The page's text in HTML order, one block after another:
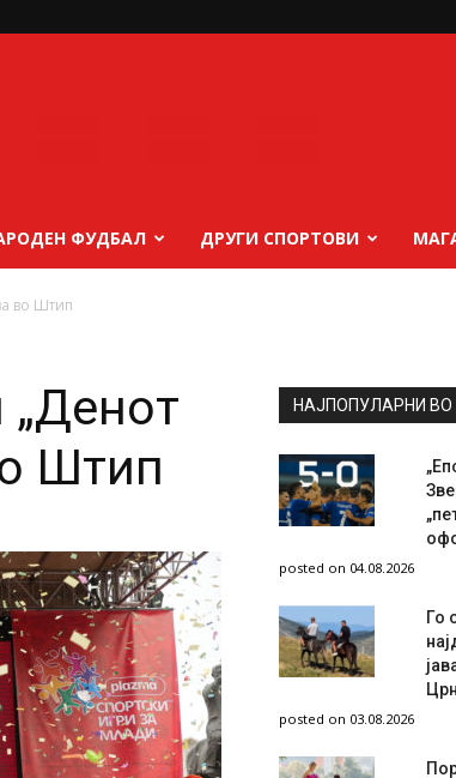
ФУДБАЛ ДРУГИ СПОРТОВИ
во Штип
„Денот
Штип
НАЈПОПУЛАРНИ ВО
posted on 04.08.2026
Го
posted on 03.08.2026